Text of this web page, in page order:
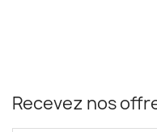
Recevez nos